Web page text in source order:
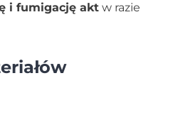
i fumigację akt w razie